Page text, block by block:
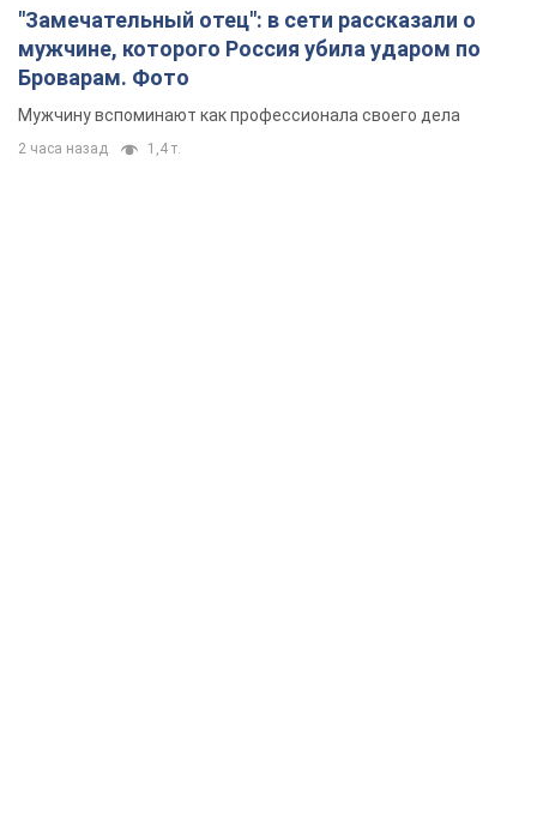
"Замечательный отец": в сети рассказали о
мужчине, которого Россия убила ударом по
Броварам. Фото
Мужчину вспоминают как профессионала своего дела
2 часа назад 1,4 т.